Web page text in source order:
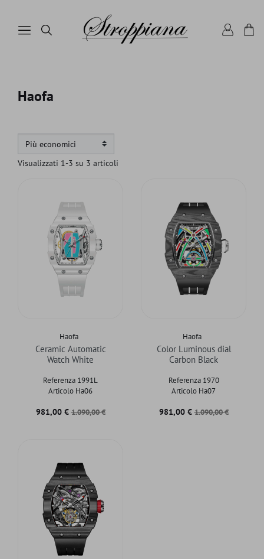
Haofa
Visualizzati 1-3 su 3 articoli
Haofa
Ceramic Automatic
Watch White
Referenza 1991L
Articolo Ha06
Prezzo
981,00 €Prezzo base
1.090,00 €
Haofa
Color Luminous dial
Carbon Black
Referenza 1970
Articolo Ha07
Prezzo
981,00 €Prezzo base
1.090,00 €